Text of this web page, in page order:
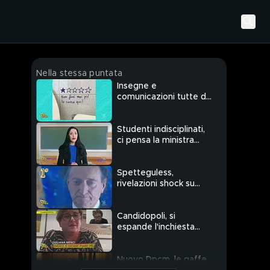
Nella stessa puntata
Insegne e
comunicazioni tutte da
Studenti indisciplinati,
ci pensa la ministra
Spetteguless,
rivelazioni shock su
Candidopoli, si
espande l'inchiesta
Nuovo Dpcm, le gaffe